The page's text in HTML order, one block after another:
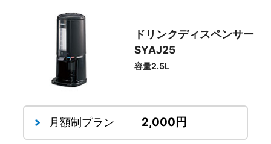
ドリンクディスペンサー
SYAJ25
容量2.5L
月額制プラン 2,000円